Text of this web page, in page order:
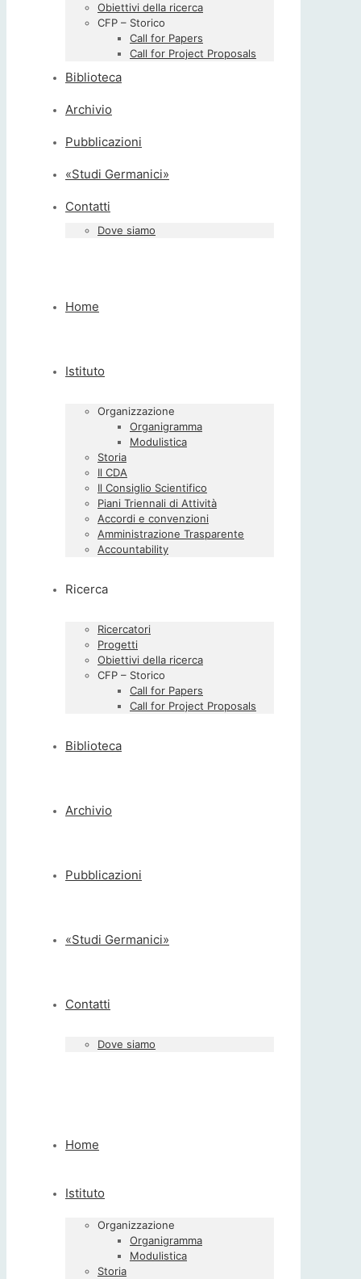
Obiettivi della ricerca
CFP – Storico
Call for Papers
Call for Project Proposals
Biblioteca
Archivio
Pubblicazioni
«Studi Germanici»
Contatti
Dove siamo
Home
Istituto
Organizzazione
Organigramma
Modulistica
Storia
Il CDA
Il Consiglio Scientifico
Piani Triennali di Attività
Accordi e convenzioni
Amministrazione Trasparente
Accountability
Ricerca
Ricercatori
Progetti
Obiettivi della ricerca
CFP – Storico
Call for Papers
Call for Project Proposals
Biblioteca
Archivio
Pubblicazioni
«Studi Germanici»
Contatti
Dove siamo
Home
Istituto
Organizzazione
Organigramma
Modulistica
Storia